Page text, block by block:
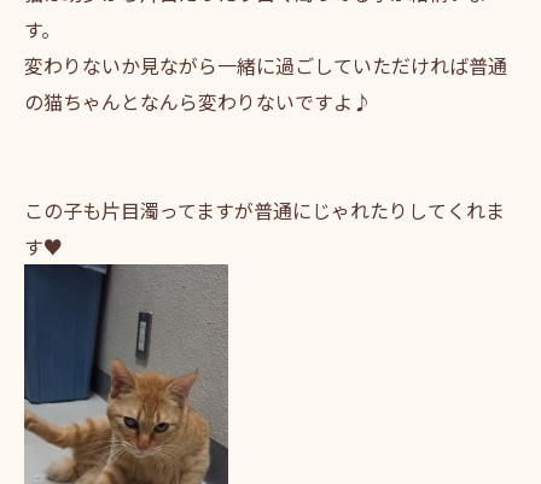
す。
変わりないか見ながら一緒に過ごしていただければ普通
の猫ちゃんとなんら変わりないですよ♪
この子も片目濁ってますが普通にじゃれたりしてくれま
す♥